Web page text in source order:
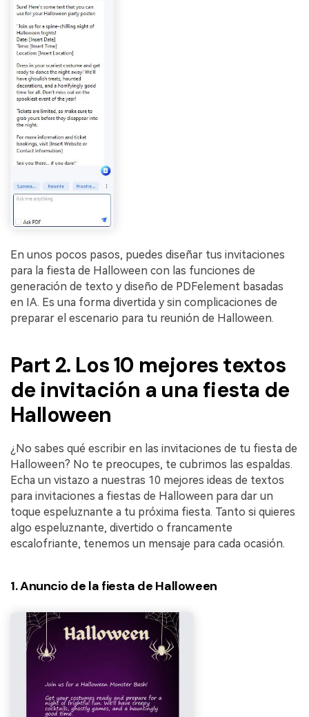
En unos pocos pasos, puedes diseñar tus invitaciones
para la fiesta de Halloween con las funciones de
generación de texto y diseño de PDFelement basadas
en IA. Es una forma divertida y sin complicaciones de
preparar el escenario para tu reunión de Halloween.
Part 2. Los 10 mejores textos
de invitación a una fiesta de
Halloween
¿No sabes qué escribir en las invitaciones de tu fiesta de
Halloween? No te preocupes, te cubrimos las espaldas.
Echa un vistazo a nuestras 10 mejores ideas de textos
para invitaciones a fiestas de Halloween para dar un
toque espeluznante a tu próxima fiesta. Tanto si quieres
algo espeluznante, divertido o francamente
escalofriante, tenemos un mensaje para cada ocasión.
1. Anuncio de la fiesta de Halloween